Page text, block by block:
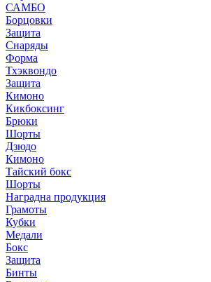
САМБО
Борцовки
Защита
Снаряды
Форма
Тхэквондо
Защита
Кимоно
Кикбоксинг
Брюки
Шорты
Дзюдо
Кимоно
Тайский бокс
Шорты
Наградна продукция
Грамоты
Кубки
Медали
Бокс
Защита
Бинты